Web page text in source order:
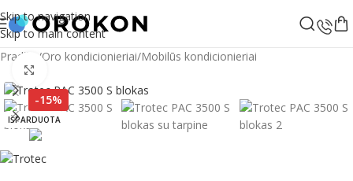
Skip to navigation
Skip to main content
Pradžia
/Oro kondicionieriai/Mobilūs kondicionieriai
-15%
IŠPARDUOTA